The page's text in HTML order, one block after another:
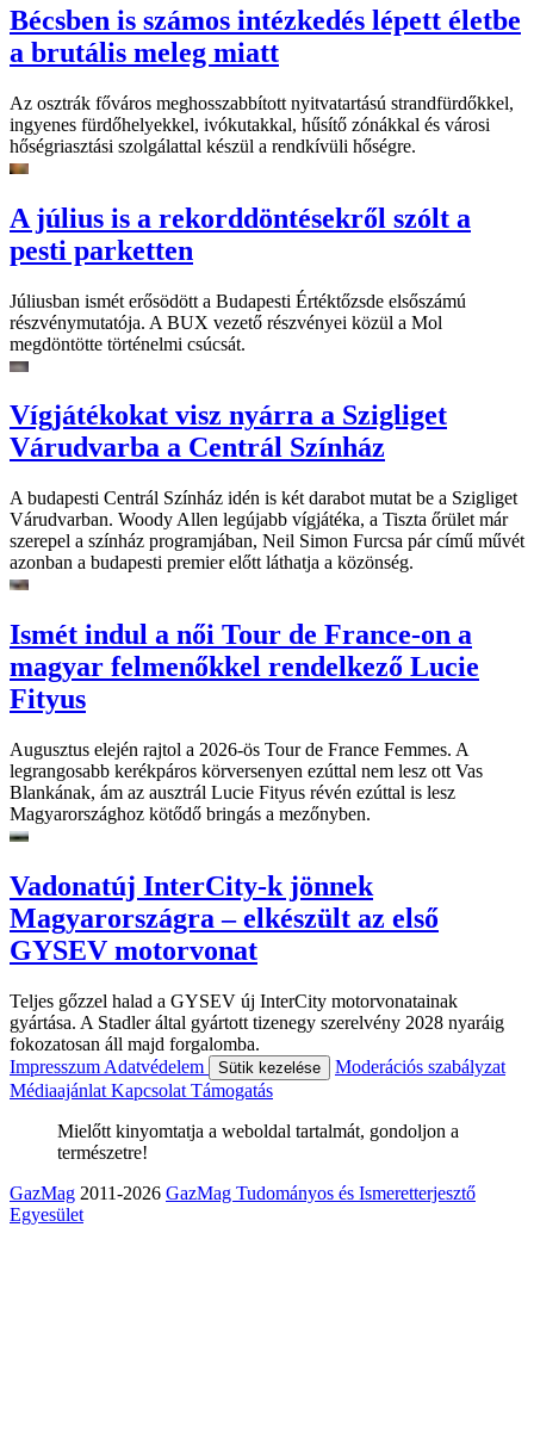
Bécsben is számos intézkedés lépett életbe
a brutális meleg miatt
Az osztrák főváros meghosszabbított nyitvatartású strandfürdőkkel,
ingyenes fürdőhelyekkel, ivókutakkal, hűsítő zónákkal és városi
hőségriasztási szolgálattal készül a rendkívüli hőségre.
A július is a rekorddöntésekről szólt a
pesti parketten
Júliusban ismét erősödött a Budapesti Értéktőzsde elsőszámú
részvénymutatója. A BUX vezető részvényei közül a Mol
megdöntötte történelmi csúcsát.
Vígjátékokat visz nyárra a Szigliget
Várudvarba a Centrál Színház
A budapesti Centrál Színház idén is két darabot mutat be a Szigliget
Várudvarban. Woody Allen legújabb vígjátéka, a Tiszta őrület már
szerepel a színház programjában, Neil Simon Furcsa pár című művét
azonban a budapesti premier előtt láthatja a közönség.
Ismét indul a női Tour de France-on a
magyar felmenőkkel rendelkező Lucie
Fityus
Augusztus elején rajtol a 2026-ös Tour de France Femmes. A
legrangosabb kerékpáros körversenyen ezúttal nem lesz ott Vas
Blankának, ám az ausztrál Lucie Fityus révén ezúttal is lesz
Magyarországhoz kötődő bringás a mezőnyben.
Vadonatúj InterCity-k jönnek
Magyarországra – elkészült az első
GYSEV motorvonat
Teljes gőzzel halad a GYSEV új InterCity motorvonatainak
gyártása. A Stadler által gyártott tizenegy szerelvény 2028 nyaráig
fokozatosan áll majd forgalomba.
Impresszum Adatvédelem Sütik kezelése
Moderációs szabályzat
Médiaajánlat Kapcsolat Támogatás
Mielőtt kinyomtatja a weboldal tartalmát, gondoljon a
természetre!
GazMag 2011-2026 GazMag Tudományos és Ismeretterjesztő
Egyesület